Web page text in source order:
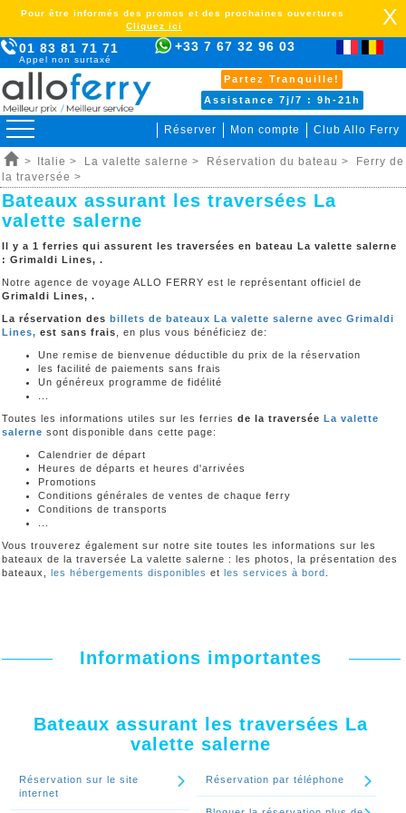
01 83 81 71 71
Appel non surtaxé
+33 7 67 32 96 03
Partez Tranquille!
Assistance 7j/7 : 9h-21h
Réserver Mon compte Club Allo Ferry
Pour être informés des promos et des prochaines ouvertures
Cliquez ici
X
> Italie > La valette salerne > Réservation du bateau >
Ferry de
la traversée >
Bateaux assurant les traversées La
valette salerne
Il y a 1 ferries qui assurent les traversées en bateau La valette salerne
: Grimaldi Lines, .
Notre agence de voyage ALLO FERRY est le représentant officiel de
Grimaldi Lines, .
La réservation des billets de bateaux La valette salerne avec Grimaldi
Lines, est sans frais , en plus vous bénéficiez de:
Une remise de bienvenue déductible du prix de la réservation
les facilité de paiements sans frais
Un généreux programme de fidélité
Toutes les informations utiles sur les ferries de la traversée La valette
salerne sont disponible dans cette page:
Calendrier de départ
Heures de départs et heures d'arrivées
Promotions
Conditions générales de ventes de chaque ferry
Conditions de transports
Vous trouverez également sur notre site toutes les informations sur les
bateaux de la traversée La valette salerne : les photos, la présentation des
bateaux, les hébergements disponibles et les services à bord
Informations importantes
Bateaux assurant les traversées La
valette salerne
Réservation sur le site
internet
Réservation par téléphone